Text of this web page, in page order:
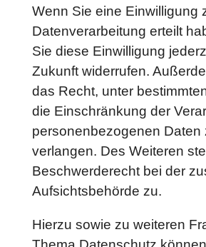
Wenn Sie eine Einwilligung
Datenverarbeitung erteilt
Sie diese Einwilligung
Zukunft widerrufen.
das Recht, unter
die Einschränkung der
personenbezogenen Daten
verlangen. Des Weiteren
Beschwerderecht bei der
Aufsichtsbehörde zu.
Hierzu sowie zu weiteren